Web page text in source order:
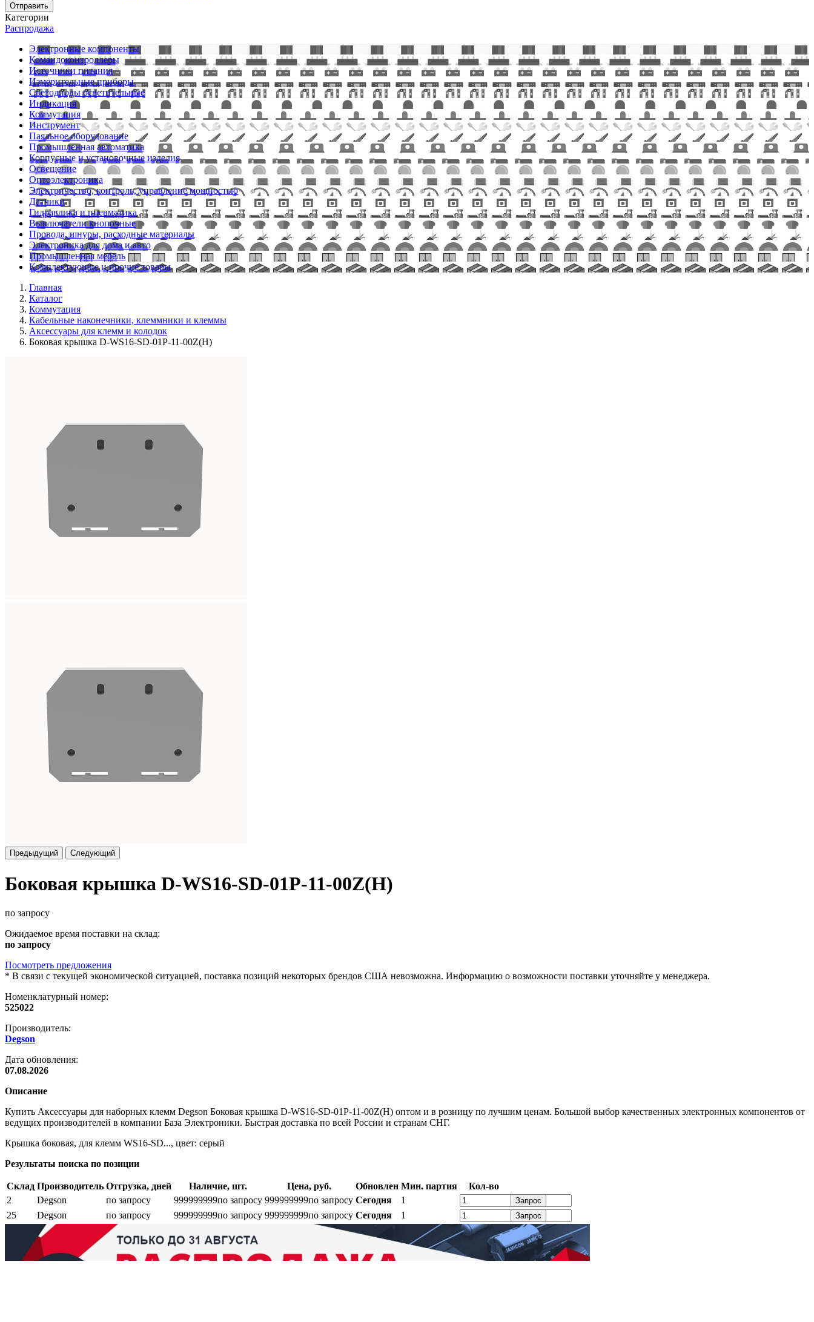
Отправить
Категории
Распродажа
Электронные компоненты
Командоконтроллеры
Источники питания
Измерительные приборы
Светодиоды осветительные
Индикация
Коммутация
Инструмент
Паяльное оборудование
Промышленная автоматика
Корпусные и установочные изделия
Освещение
Оптоэлектроника
Электричество, контроль, управление мощностью
Датчики
Гидравлика и пневматика
Выключатели кнопочные
Провода, шнуры, расходные материалы
Электроника для дома и авто
Промышленная мебель
Комплектующие и прочие товары
Главная
Каталог
Коммутация
Кабельные наконечники, клеммники и клеммы
Аксессуары для клемм и колодок
Боковая крышка D-WS16-SD-01P-11-00Z(H)
Предыдущий Следующий
Боковая крышка D-WS16-SD-01P-11-00Z(H)
по запросу
Ожидаемое время поставки на склад:
по запросу
Посмотреть предложения
* В связи с текущей экономической ситуацией, поставка позиций некоторых брендов США невозможна. Информацию о возможности поставки уточняйте у менеджера.
Номенклатурный номер:
525022
Производитель:
Degson
Дата обновления:
07.08.2026
Описание
Купить Аксессуары для наборных клемм Degson Боковая крышка D-WS16-SD-01P-11-00Z(H) оптом и в розницу по лучшим ценам. Большой выбор качественных электронных компонентов от
ведущих производителей в компании База Электроники. Быстрая доставка по всей России и странам СНГ.
Крышка боковая, для клемм WS16-SD..., цвет: серый
Результаты поиска по позиции
Склад Производитель Отгрузка, дней Наличие, шт. Цена, руб. Обновлен Мин. партия
Кол-во
2
Degson по запросу 999999999по запросу 999999999по запросу Сегодня 1 Запрос
25 Degson по запросу 999999999по запросу 999999999по запросу Сегодня 1 Запрос